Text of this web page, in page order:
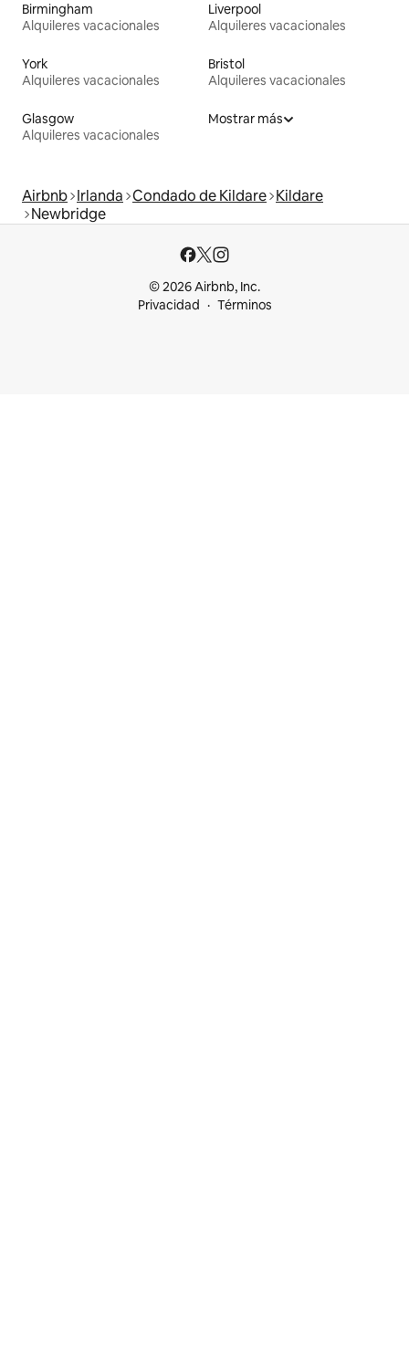
Birmingham
Alquileres vacacionales
Liverpool
Alquileres vacacionales
York
Alquileres vacacionales
Bristol
Alquileres vacacionales
Glasgow
Alquileres vacacionales
Mostrar más
Airbnb Irlanda Condado de Kildare Kildare
Newbridge
© 2026 Airbnb, Inc.
Privacidad
Términos